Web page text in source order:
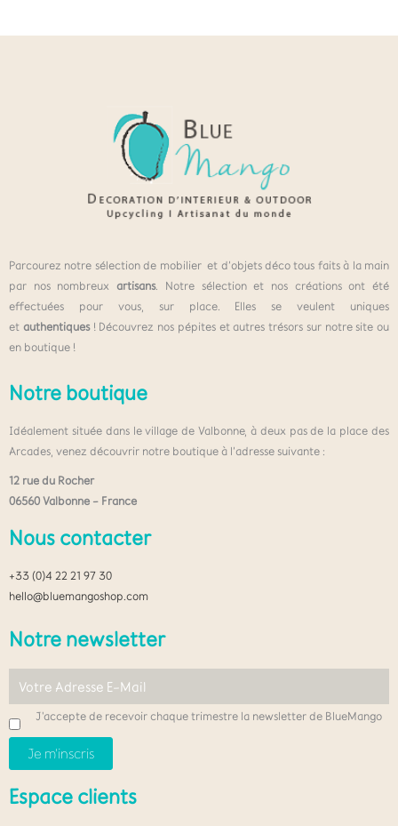
Parcourez notre sélection de mobilier et d’objets déco tous faits à la main
par nos nombreuxartisans. Notre sélection et nos créations ont été
effectuées pour vous, sur place. Elles se veulent uniques
et authentiques! Découvrez nos pépites et autres trésors sur notre site ou
en boutique !
Notre boutique
Idéalement située dans le village de Valbonne, à deux pas de la place des
Arcades, venez découvrir notre boutique à l’adresse suivante :
12 rue du Rocher
06560 Valbonne – France
Nous contacter
+33 (0)4 22 21 97 30
hello@bluemangoshop.com
Notre newsletter
J'accepte de recevoir chaque trimestre la newsletter de BlueMango
Espace clients